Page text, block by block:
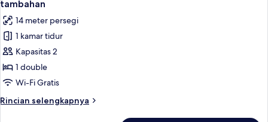
Building)
foto
untuk
Kamar
Double
Superior,
Bebas
Asap
Rokok,
tambahan
14 meter persegi
1 kamar tidur
Kapasitas 2
1 double
Wi-Fi Gratis
Rincian selengkapnya
Rincian